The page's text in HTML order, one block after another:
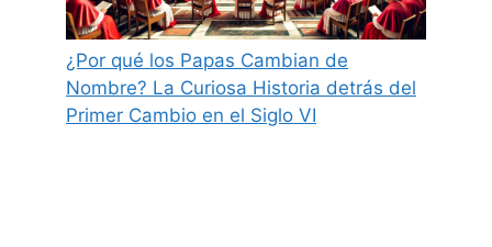
¿Por qué los Papas Cambian de
Nombre? La Curiosa Historia detrás del
Primer Cambio en el Siglo VI